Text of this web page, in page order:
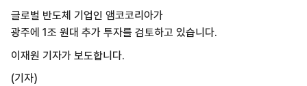
글로벌 반도체 기업인 앰코코리아가
광주에 1조 원대 추가 투자를 검토하고 있습니다.
이재원 기자가 보도합니다.
(기자)